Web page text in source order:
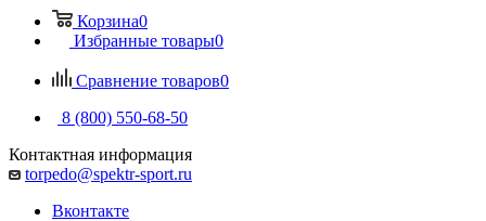
Корзина0
Избранные товары0
Сравнение товаров0
8 (800) 550-68-50
Контактная информация
torpedo@spektr-sport.ru
Вконтакте